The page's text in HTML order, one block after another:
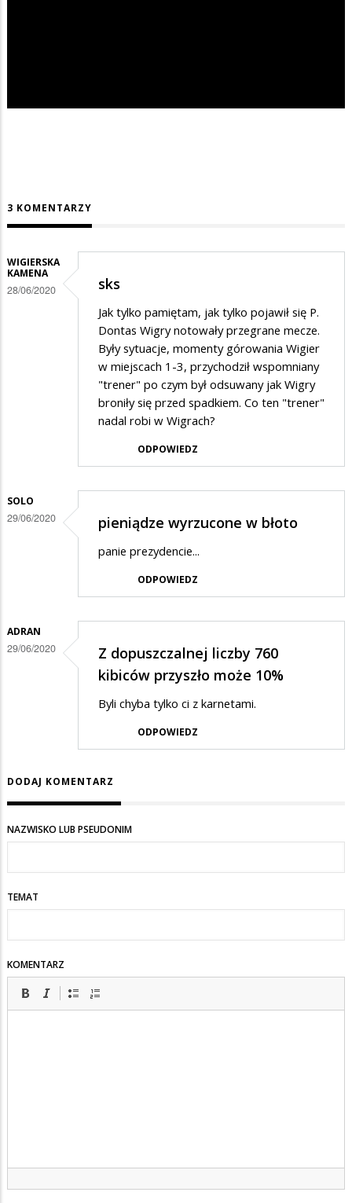
3 KOMENTARZY
WIGIERSKA
KAMENA
28/06/2020 sks
Jak tylko pamiętam, jak tylko pojawił się P.
Dontas Wigry notowały przegrane mecze.
Były sytuacje, momenty górowania Wigier
w miejscach 1-3, przychodził wspomniany
"trener" po czym był odsuwany jak Wigry
broniły się przed spadkiem. Co ten "trener"
nadal robi w Wigrach?
ODPOWIEDZ
SOLO
29/06/2020 pieniądze wyrzucone w błoto
panie prezydencie...
ODPOWIEDZ
ADRAN
29/06/2020
Z dopuszczalnej liczby 760
kibiców przyszło może 10%
Byli chyba tylko ci z karnetami.
ODPOWIEDZ
DODAJ KOMENTARZ
NAZWISKO LUB PSEUDONIM
TEMAT
KOMENTARZ